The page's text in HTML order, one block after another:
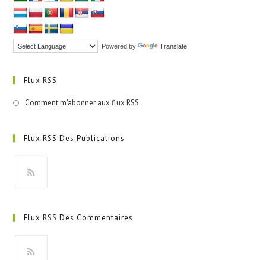
Powered by Translate
Flux RSS
Comment m'abonner aux flux RSS
Flux RSS Des Publications
un
onglet
Flux RSS Des Commentaires